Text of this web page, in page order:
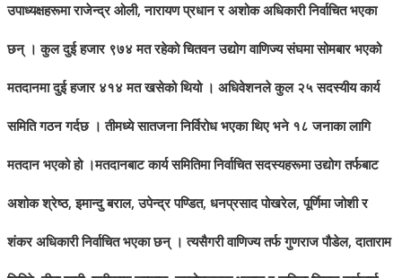
उपाध्यक्षहरूमा राजेन्द्र ओली, नारायण प्रधान र अशोक अधिकारी निर्वाचित भएका
छन् । कुल दुई हजार ९७४ मत रहेको चितवन उद्योग वाणिज्य संघमा सोमबार भएको
मतदानमा दुई हजार ४१४ मत खसेको थियो । अधिवेशनले कुल २५ सदस्यीय कार्य
समिति गठन गर्दछ । तीमध्ये सातजना निर्विरोध भएका थिए भने १८ जनाका लागि
मतदान भएको हो ।मतदानबाट कार्य समितिमा निर्वाचित सदस्यहरूमा उद्योग तर्फबाट
अशोक श्रेष्ठ, इमान्दु बराल, उपेन्द्र पण्डित, धनप्रसाद पोखरेल, पूर्णिमा जोशी र
शंकर अधिकारी निर्वाचित भएका छन् । त्यसैगरी वाणिज्य तर्फ गुणराज पौडेल, दाताराम